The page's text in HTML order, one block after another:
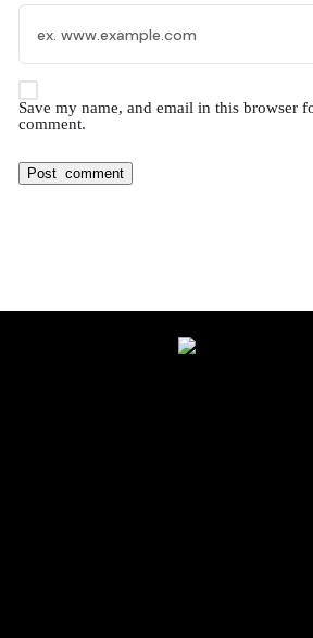
Save my name, and email in this browser
comment.